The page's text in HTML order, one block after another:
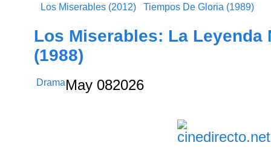
Los Miserables (2012) Tiempos De Gloria (1989)
Los Miserables: La Leyenda
(1988)
DramaMay 082026